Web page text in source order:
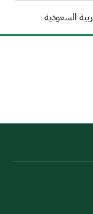
السعودية